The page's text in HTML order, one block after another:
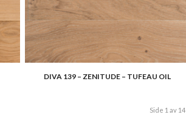
DIVA 139 – ZENITUDE – TUFEAU OIL
Side 1 av 14